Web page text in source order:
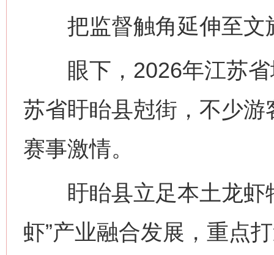
把监督触角延伸至文
眼下，2026年江苏省
苏省盱眙县尅街，不少
赛事激情。
盱眙县立足本土龙虾
虾”产业融合发展，重点